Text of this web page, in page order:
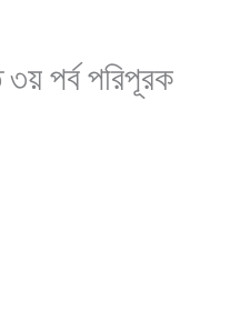
৩য় পর্ব পরিপূরক